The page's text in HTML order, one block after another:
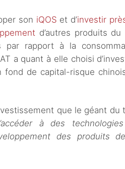
son iQOS et d’investir
d’autres produits
par rapport à la
a quant à elle choisi
fond de capital-risque
que le géant du
à des
des produits